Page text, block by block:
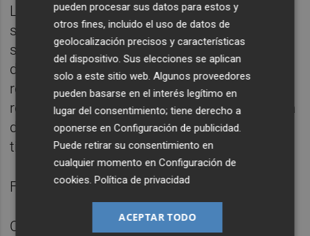
Lucrecia Borgia ha muerto. Vicent pierde a
su gran valedora y nunca más se vuelve a
saber nada sobre sus siguientes pasos en
dirección a la muerte, excepto enigmáticas
referencias a principios del XVI, donde, en
reediciones de manuales de ajedrez como la
de Damiano, aparecen en portada y a doble
tinta homenajes crípticos a su legado.
Fin a la vida de Vicent.
Con el paso de los siglos, y ante pequeñas
pueden procesar sus datos para estos y
otros fines, incluido el uso de datos de
geolocalización precisos y características
del dispositivo. Sus elecciones se aplican
solo a este sitio web. Algunos proveedores
pueden basarse en el interés legítimo en
lugar del consentimiento; tiene derecho a
oponerse enConfiguración de publicidad.
Puede retirar su consentimiento en
cualquier momento enConfiguración de
cookies.Política de privacidad
ACEPTAR TODO